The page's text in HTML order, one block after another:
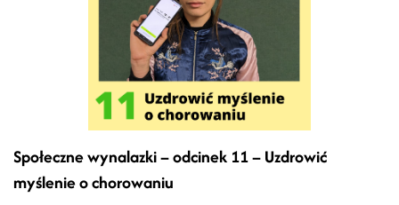
Społeczne wynalazki – odcinek 11 – Uzdrowić
myślenie o chorowaniu